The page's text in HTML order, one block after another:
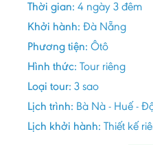
Thời gian: 4 ngày 3 đêm
Khởi hành: Đà Nẵng
Phương tiện: Ôtô
Hình thức: Tour riêng
Loại tour: 3 sao
Lịch trình: Bà Nà - Huế -
Lịch khởi hành: Thiết kế